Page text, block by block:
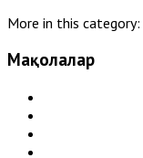
More in this category:
Мақолалар